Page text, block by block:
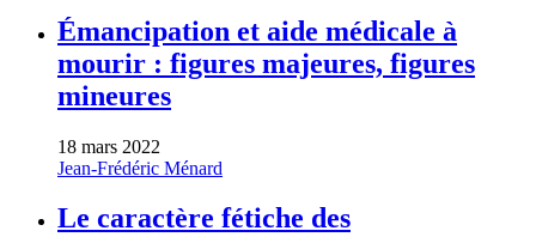
Émancipation et aide médicale à
mourir : figures majeures, figures
mineures
18 mars 2022
Jean-Frédéric Ménard
Le caractère fétiche des